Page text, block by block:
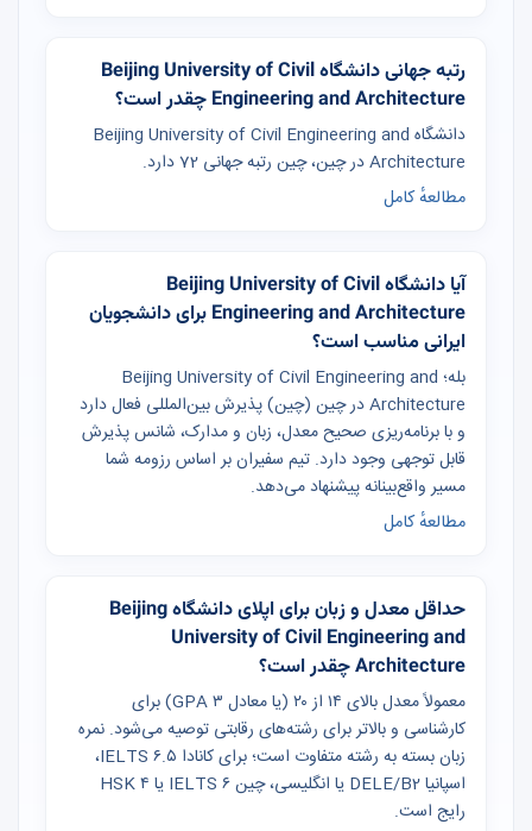
رتبه جهانی دانشگاه Beijing University of Civil
Engineering and Architecture چقدر است؟
دانشگاه Beijing University of Civil Engineering and
Architecture در چین، چین رتبه جهانی 72 دارد.
مطالعهٔ کامل
آیا دانشگاه Beijing University of Civil
Engineering and Architecture برای دانشجویان
ایرانی مناسب است؟
بله؛ Beijing University of Civil Engineering and
Architecture در چین (چین) پذیرش بین‌المللی فعال دارد
و با برنامه‌ریزی صحیح معدل، زبان و مدارک، شانس پذیرش
قابل توجهی وجود دارد. تیم سفیران بر اساس رزومه شما
مسیر واقع‌بینانه پیشنهاد می‌دهد.
مطالعهٔ کامل
حداقل معدل و زبان برای اپلای دانشگاه Beijing
University of Civil Engineering and
Architecture چقدر است؟
معمولاً معدل بالای ۱۴ از ۲۰ (یا معادل GPA ۳) برای
کارشناسی و بالاتر برای رشته‌های رقابتی توصیه می‌شود. نمره
زبان بسته به رشته متفاوت است؛ برای کانادا IELTS ۶.۵،
اسپانیا DELE/B2 یا انگلیسی، چین IELTS ۶ یا HSK ۴
رایج است.